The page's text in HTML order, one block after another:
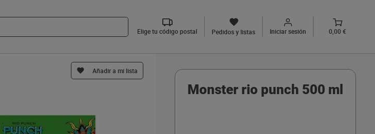
Elige tu código postal Pedidos y listas Iniciar sesión 0,00 €
Añadir a mi lista
Monster rio punch 500 ml